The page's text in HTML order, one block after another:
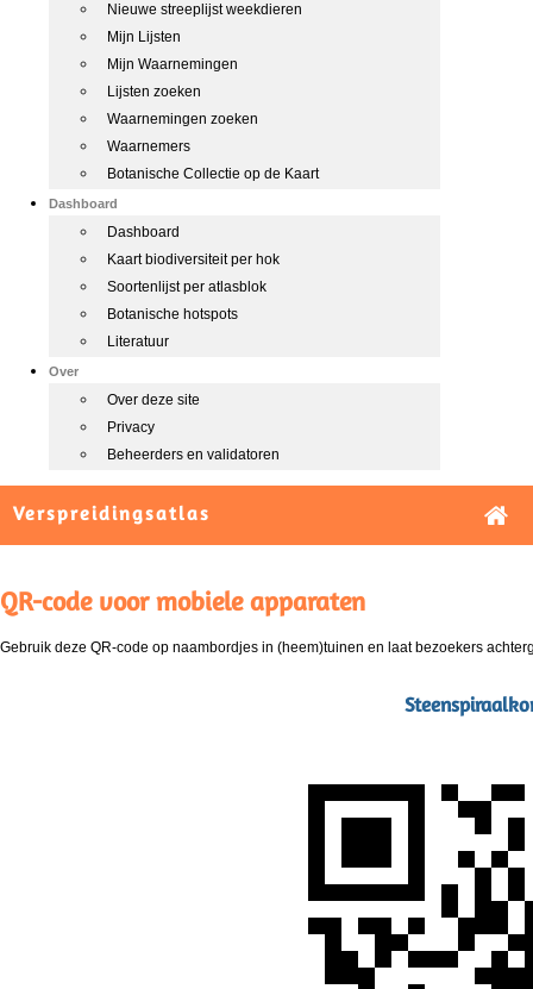
Nieuwe streeplijst weekdieren
Mijn Lijsten
Mijn Waarnemingen
Lijsten zoeken
Waarnemingen zoeken
Waarnemers
Botanische Collectie op de Kaart
Dashboard
Dashboard
Kaart biodiversiteit per hok
Soortenlijst per atlasblok
Botanische hotspots
Literatuur
Over
Over deze site
Privacy
Beheerders en validatoren
Verspreidingsatlas
QR-code voor mobiele apparaten
Gebruik deze QR-code op naambordjes in (heem)tuinen en laat bezoekers